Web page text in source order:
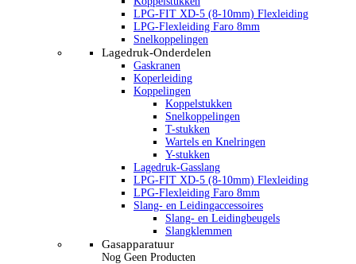
LPG-FIT XD-5 (8-10mm) Flexleiding
LPG-Flexleiding Faro 8mm
Snelkoppelingen
Lagedruk-Onderdelen
Gaskranen
Koperleiding
Koppelingen
Koppelstukken
Snelkoppelingen
T-stukken
Wartels en Knelringen
Y-stukken
Lagedruk-Gasslang
LPG-FIT XD-5 (8-10mm) Flexleiding
LPG-Flexleiding Faro 8mm
Slang- en Leidingaccessoires
Slang- en Leidingbeugels
Slangklemmen
Gasapparatuur
Nog Geen Producten